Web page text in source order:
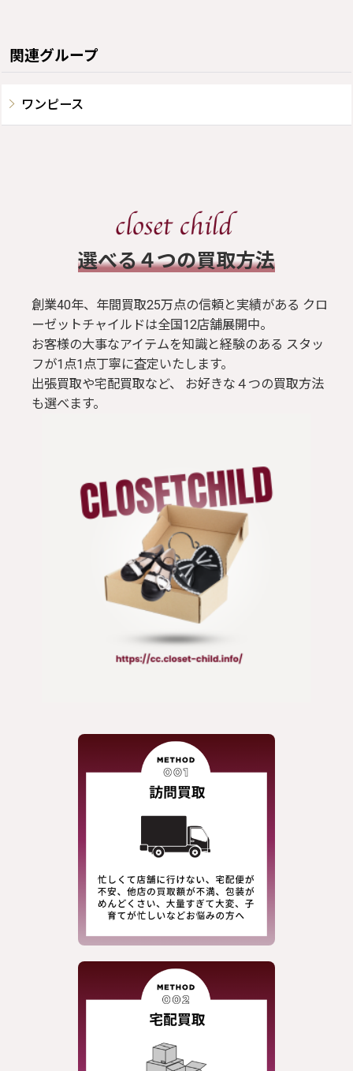
関連グループ
ワンピース
​選べる４つの買取方法
創業40年、年間買取25万点の信頼と実績がある クロ
ーゼットチャイルドは全国12店舗展開中。
お客様の大事なアイテムを知識と経験のある スタッ
フが1点1点丁寧に査定いたします。
出張買取や宅配買取など、 お好きな４つの買取方法
も選べます。